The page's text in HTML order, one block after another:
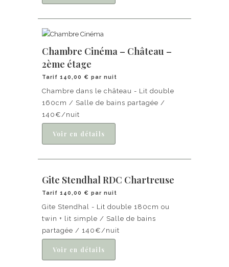
Chambre Cinéma – Château –
2ème étage
Tarif 140,00 € par nuit
Chambre dans le château - Lit double
160cm / Salle de bains partagée /
140€/nuit
Gite Stendhal RDC Chartreuse
Tarif 140,00 € par nuit
Gite Stendhal - Lit double 180cm ou
twin + lit simple / Salle de bains
partagée / 140€/nuit